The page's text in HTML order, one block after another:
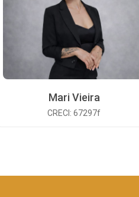
Mari Vieira
CRECI: 67297f